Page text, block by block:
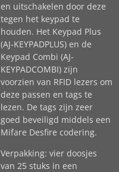
en uitschakelen door deze
tegen het keypad te
houden. Het Keypad Plus
(AJ-KEYPADPLUS) en de
Keypad Combi (AJ-
KEYPADCOMBI) zijn
voorzien van RFID lezers om
deze passen en tags te
lezen. De tags zijn zeer
goed beveiligd middels een
Mifare Desfire codering.
Verpakking: vier doosjes
van 25 stuks in een